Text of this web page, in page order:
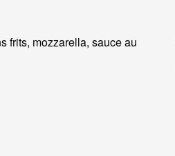
frits, mozzarella, sauce au